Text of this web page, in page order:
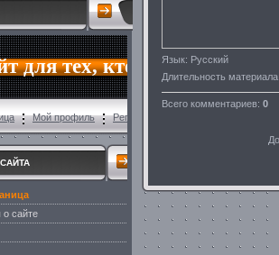
Язык: Русский
Длительность материала
Всего комментариев: 0